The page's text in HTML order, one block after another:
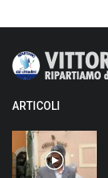
ARTICOLI